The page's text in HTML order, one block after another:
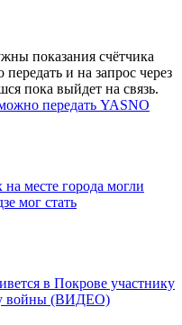
показания счётчика
и на запрос через
пока выйдет на связь.
передать YASNO
месте города могли
мог стать
в Покрове участнику
войны (ВИДЕО)